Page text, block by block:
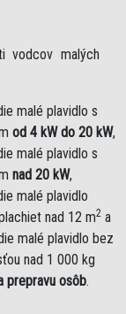
vodcov malých
malé plavidlo s
od 4 kW do 20 kW,
malé plavidlo s
nad 20 kW,
malé plavidlo
nad 12 m2 a
malé plavidlo bez
nad 1 000 kg
prepravu osôb.